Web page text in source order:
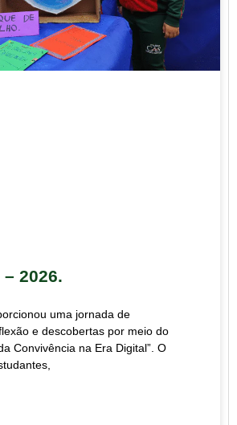
– 2026.
uma jornada de
e descobertas por meio do
Convivência na Era Digital”. O